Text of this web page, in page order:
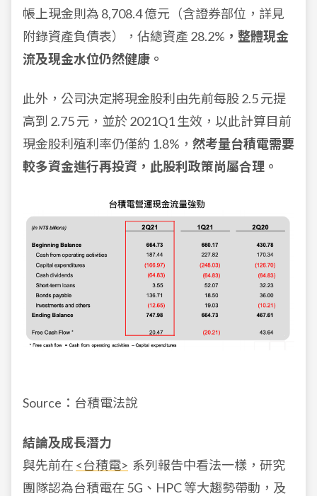
帳上現金則為 8,708.4 億元（含證券部位，詳見
附錄資產負債表），佔總資產 28.2% ，整體現金
流及現金水位仍然健康。
此外，公司決定將現金股利由先前每股 2.5 元提
高到 2.75 元，並於 2021Q1 生效，以此計算目前
現金股利殖利率仍僅約 1.8%， 然考量台積電需要
較多資金進行再投資，此股利政策尚屬合理。
Source：台積電法說
結論及成長潛力
與先前在 <台積電> 系列報告中看法一樣， 研究
團隊認為台積電在 5G、HPC 等大趨勢帶動，及